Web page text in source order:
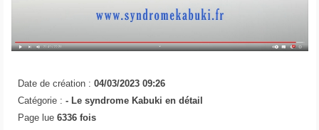
Date de création : 04/03/2023 09:26
Catégorie : - Le syndrome Kabuki en détail
Page lue 6336 fois